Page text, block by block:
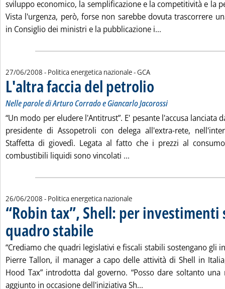
sviluppo economico, la semplificazione e la competitività e la
Vista l'urgenza, però, forse non sarebbe dovuta trascorrere
in Consiglio dei ministri e la pubblicazione i...
27/06/2008 - Politica energetica nazionale -di:
GCA
L'altra faccia del petrolio
Nelle parole di Arturo Corrado e Giancarlo Jacorossi
“Un modo per eludere l'Antitrust”. E' pesante l'accusa lanciata
presidente di Assopetroli con delega all'extra-rete,
Staffetta di giovedì. Legata al fatto che i prezzi al
combustibili liquidi sono vincolati ...
26/06/2008 - Politica energetica nazionale
“Robin tax”, Shell: per investimenti
quadro stabile . Pubblicata giovedì 26 giugno 2008 alle 14.48.
“Crediamo che quadri legislativi e fiscali stabili sostengano gli
Pierre Tallon, il manager a capo delle attività di Shell in
Hood Tax” introdotta dal governo. “Posso dare soltanto
aggiunto in occasione dell'iniziativa Sh...